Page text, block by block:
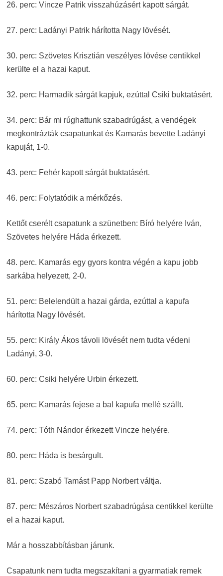
26. perc: Vincze Patrik visszahúzásért kapott sárgát.
27. perc: Ladányi Patrik hárította Nagy lövését.
30. perc: Szövetes Krisztián veszélyes lövése centikkel
kerülte el a hazai kaput.
32. perc: Harmadik sárgát kapjuk, ezúttal Csiki buktatásért.
34. perc: Bár mi rúghattunk szabadrúgást, a vendégek
megkontrázták csapatunkat és Kamarás bevette Ladányi
kapuját, 1-0.
43. perc: Fehér kapott sárgát buktatásért.
46. perc: Folytatódik a mérkőzés.
Kettőt cserélt csapatunk a szünetben: Bíró helyére Iván,
Szövetes helyére Háda érkezett.
48. perc. Kamarás egy gyors kontra végén a kapu jobb
sarkába helyezett, 2-0.
51. perc: Belelendült a hazai gárda, ezúttal a kapufa
hárította Nagy lövését.
55. perc: Király Ákos távoli lövését nem tudta védeni
Ladányi, 3-0.
60. perc: Csiki helyére Urbin érkezett.
65. perc: Kamarás fejese a bal kapufa mellé szállt.
74. perc: Tóth Nándor érkezett Vincze helyére.
80. perc: Háda is besárgult.
81. perc: Szabó Tamást Papp Norbert váltja.
87. perc: Mészáros Norbert szabadrúgása centikkel kerülte
el a hazai kaput.
Már a hosszabbításban járunk.
Csapatunk nem tudta megszakítani a gyarmatiak remek